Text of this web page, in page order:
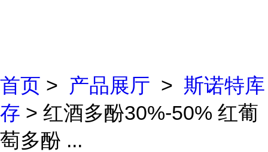
首页 > 产品展厅 > 斯诺特库
存 > 红酒多酚30%-50% 红葡
萄多酚 ...